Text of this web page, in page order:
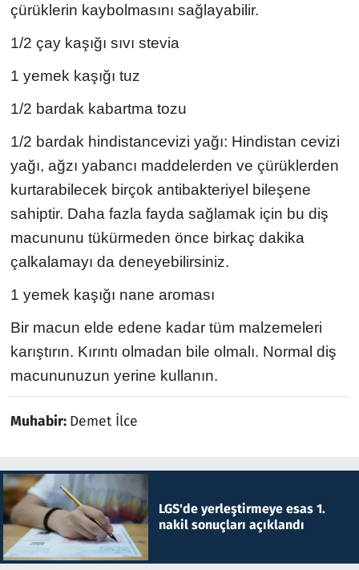
çürüklerin kaybolmasını sağlayabilir.
1/2 çay kaşığı sıvı stevia
1 yemek kaşığı tuz
1/2 bardak kabartma tozu
1/2 bardak hindistancevizi yağı: Hindistan cevizi
yağı, ağzı yabancı maddelerden ve çürüklerden
kurtarabilecek birçok antibakteriyel bileşene
sahiptir. Daha fazla fayda sağlamak için bu diş
macununu tükürmeden önce birkaç dakika
çalkalamayı da deneyebilirsiniz.
1 yemek kaşığı nane aroması
Bir macun elde edene kadar tüm malzemeleri
karıştırın. Kırıntı olmadan bile olmalı. Normal diş
macununuzun yerine kullanın.
Muhabir: Demet İlce
LGS'de yerleştirmeye esas 1.
nakil sonuçları açıklandı